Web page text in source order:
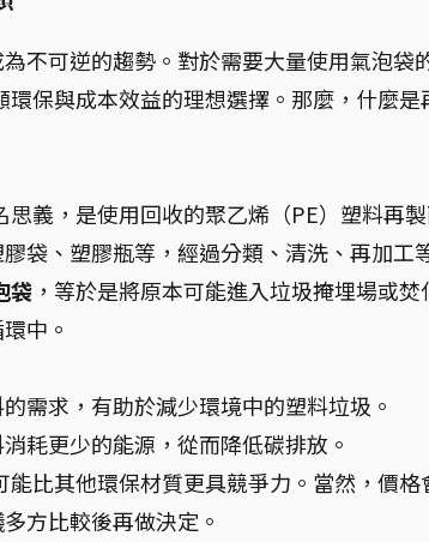
不可逆的趨勢。對於需要大量使用氣泡袋
環保與成本效益的理想選擇。那麼，什麼是
思義，是使用回收的聚乙烯（PE）塑料再
袋、塑膠瓶等，經過分類、清洗、再加工
袋 ，等於是將原本可能進入垃圾掩埋場或焚
中。
需求，有助於減少環境中的塑料垃圾。
耗更少的能源，從而降低碳排放。
比其他環保材質更具競爭力。當然，價格
方比較後再做決定。